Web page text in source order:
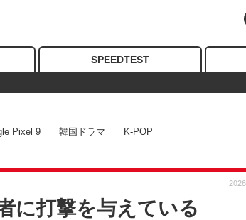
SPEEDTEST
Pixel 9 韓国ドラマ K-POP
に打撃を与えている